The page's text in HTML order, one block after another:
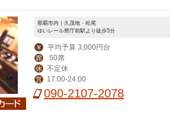
那覇市内｜久茂地・松尾
ゆいレール県庁前駅より徒歩5分
￥ 平均予算 3,000円台
席 50席
休 不定休
営 17:00-24:00
090-2107-2078